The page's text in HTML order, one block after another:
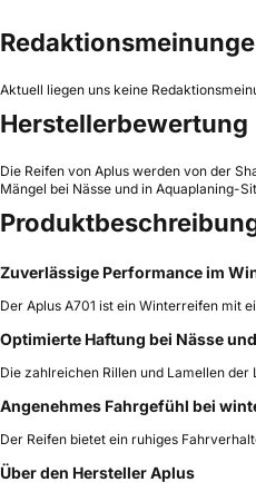
Aktuell liegen uns keine
Herstellerbewertung
Die Reifen von Aplus werden von der
Mängel bei Nässe und in Aquaplaning-
Zuverlässige Performance im
Der Aplus A701 ist ein Winterreifen mit
Optimierte Haftung bei Nässe
Die zahlreichen Rillen und Lamellen
Angenehmes Fahrgefühl bei
Der Reifen bietet ein ruhiges
Über den Hersteller Aplus